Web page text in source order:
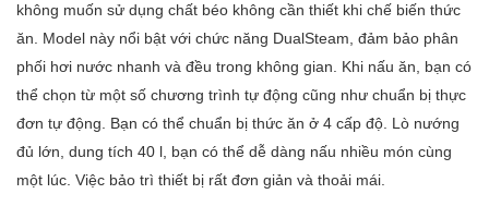
Hẹn giờ
Chương trình nấu được lập trình sẵn
Hiển thị nhiệt độ thực tế
Vệ sinh dễ dàng:
không muốn sử dụng chất béo không cần thiết khi chế biến thức
ăn. Model này nổi bật với chức năng DualSteam, đảm bảo phân
phối hơi nước nhanh và đều trong không gian. Khi nấu ăn, bạn có
thể chọn từ một số chương trình tự động cũng như chuẩn bị thực
đơn tự động. Bạn có thể chuẩn bị thức ăn ở 4 cấp độ. Lò nướng
đủ lớn, dung tích 40 l, bạn có thể dễ dàng nấu nhiều món cùng
một lúc. Việc bảo trì thiết bị rất đơn giản và thoải mái.